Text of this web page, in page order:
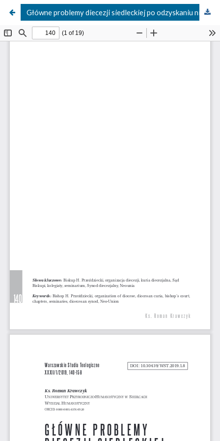
Główne problemy diecezji siedleckiej po odzyskaniu niepodległości w pismach i działaniach bp. Henryka Przeździeckiego